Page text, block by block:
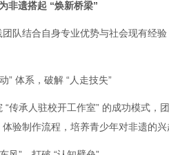
遗搭起 “焕新桥梁”
队结合自身专业优势与社会现有经
” 体系，破解 “人走技失”
传承人驻校开工作室” 的成功模式，
验制作流程，培养青少年对非遗的兴